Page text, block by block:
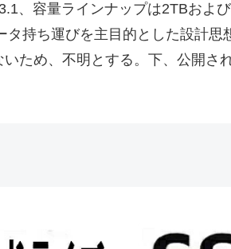
、容量ラインナップは2TBおよ
持ち運びを主目的とした設計思
ため、不明とする。下、公開さ